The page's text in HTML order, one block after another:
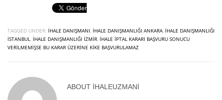
TAGGED UNDER: İHALE DANIŞMANI, IHALE DANIŞMANLIĞI ANKARA, IHALE DANIŞMANLIĞI
ISTANBUL, IHALE DANIŞMANLIĞI IZMIR, IHALE IPTAL KARARI BAŞVURU SONUCU
VERILMEMIŞSE BU KARAR ÜZERINE KIKE BAŞVURULAMAZ
ABOUT IHALEUZMANI